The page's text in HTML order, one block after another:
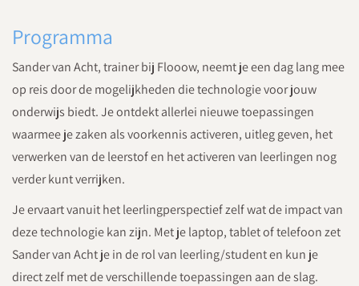
Programma
Sander van Acht, trainer bij Flooow, neemt je een dag lang mee
op reis door de mogelijkheden die technologie voor jouw
onderwijs biedt. Je ontdekt allerlei nieuwe toepassingen
waarmee je zaken als voorkennis activeren, uitleg geven, het
verwerken van de leerstof en het activeren van leerlingen nog
verder kunt verrijken.
Je ervaart vanuit het leerlingperspectief zelf wat de impact van
deze technologie kan zijn. Met je laptop, tablet of telefoon zet
Sander van Acht je in de rol van leerling/student en kun je
direct zelf met de verschillende toepassingen aan de slag.